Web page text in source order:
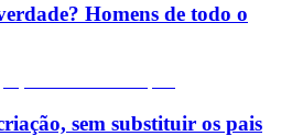
Homens de todo o
sem substituir os pais